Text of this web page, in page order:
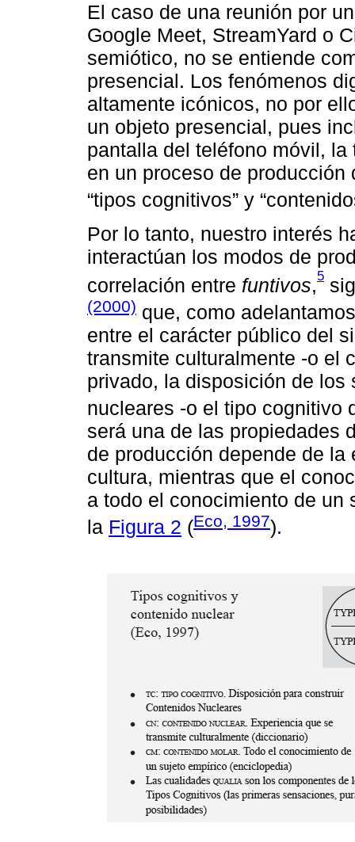
El caso de una reunión por
Google Meet, StreamYard o
semiótico, no se entiende
presencial. Los fenómenos
altamente icónicos, no por
un objeto presencial, pues
pantalla del teléfono móvil,
en un proceso de
“tipos cognitivos” y
Por lo tanto, nuestro interés
interactúan los modos de
correlación entre funtivos,5
(2000) que, como
entre el carácter público del
transmite culturalmente -o el
privado, la disposición de
nucleares -o el tipo cognitivo
será una de las propiedades
de producción depende de
cultura, mientras que el
a todo el conocimiento de un
la Figura 2 (Eco, 1997).